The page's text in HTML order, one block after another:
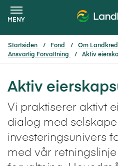
MENY
Startsiden Fond
Om
Ansvarlig Forvaltning
Aktiv
Aktiv
Vi praktiserer aktivt
dialog med
investeringsunivers
med vår